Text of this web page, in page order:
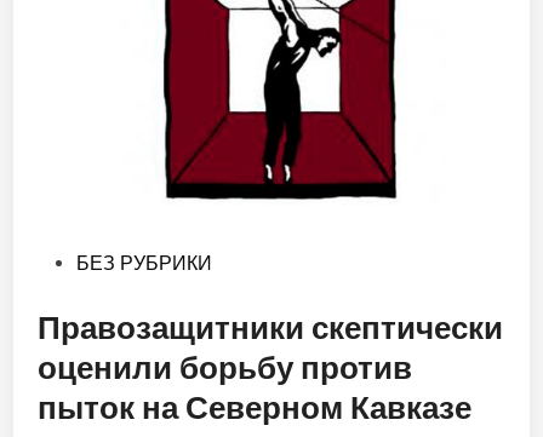
Опубликовано
БЕЗ РУБРИКИ
Правозащитники скептически
оценили борьбу против
пыток на Северном Кавказе